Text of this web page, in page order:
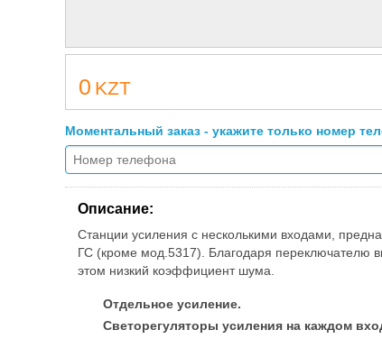
0 KZT
Моментальный заказ - укажите только номер
Описание:
Станции усиления с несколькими входами,
ГС (кроме мод.5317). Благодаря переключателю
этом низкий коэффициент шума.
Отдельное усиление.
Светорегуляторы усиления на каждом